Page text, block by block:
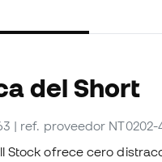
del Short
| ref. proveedor NT0202-
Stock ofrece cero